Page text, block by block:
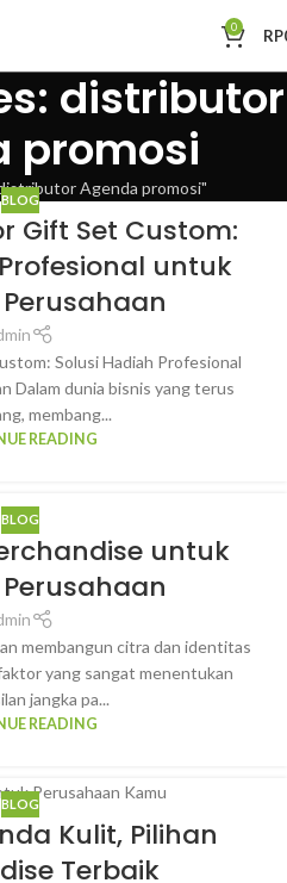
0 RP
distributor
promosi
Agenda promosi"
BLOG
Gift Set Custom:
untuk
Solusi Hadiah Profesional
Dalam dunia bisnis yang terus
membang...
READING
BLOG
untuk
membangun citra dan identitas
yang sangat menentukan
jangka pa...
READING
BLOG
Kulit, Pilihan
Terbaik